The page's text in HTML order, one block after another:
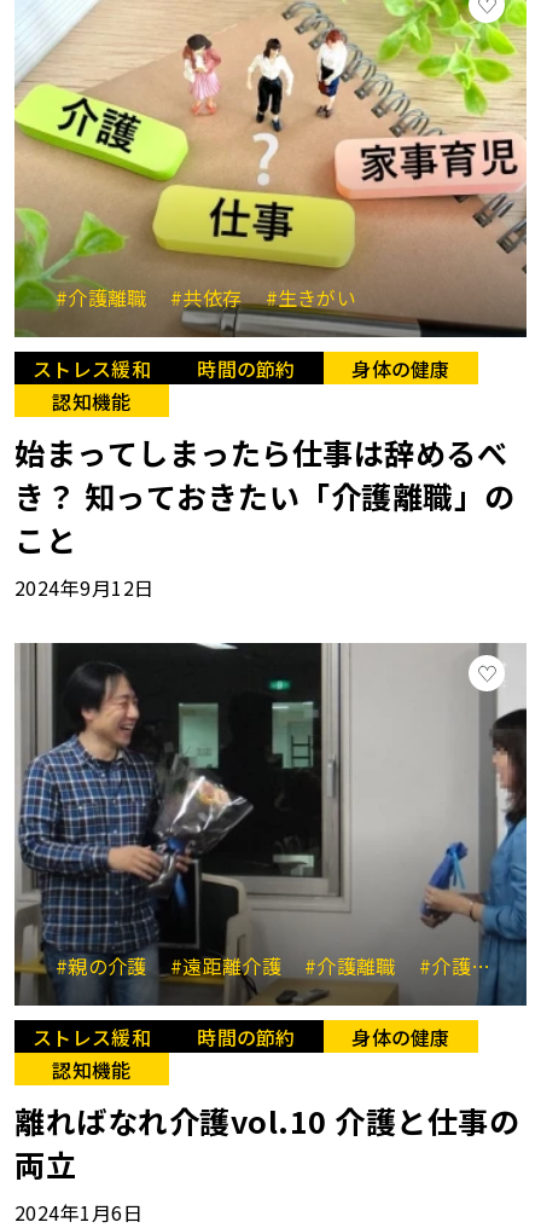
#介護離職 #共依存 #生きがい
ストレス緩和 時間の節約
身体の健康
認知機能
始まってしまったら仕事は辞めるべ
き？ 知っておきたい「介護離職」の
こと
2024年9月12日
#親の介護 #遠距離介護 #介護離職 #介護休業
ストレス緩和 時間の節約
身体の健康
認知機能
離ればなれ介護vol.10 介護と仕事の
両立
2024年1月6日